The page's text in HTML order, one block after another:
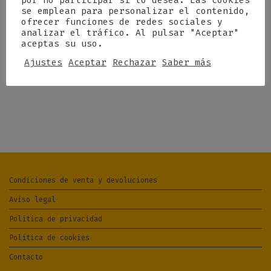
Condiciones de venta y devoluciones
Aviso legal
Política de privacidad
Política de cookies
Contacto
se emplean para personalizar el contenido,
ofrecer funciones de redes sociales y
analizar el tráfico. Al pulsar "Aceptar"
aceptas su uso.
Ajustes
Aceptar Rechazar Saber más